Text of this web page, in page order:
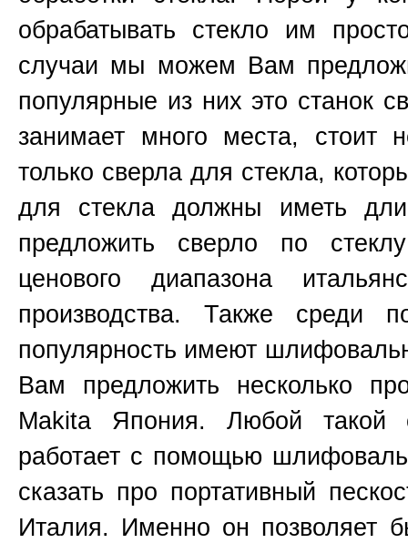
обрабатывать стекло им
случаи мы можем Вам
популярные из них это станок
занимает много места, стоит
только сверла для стекла,
для стекла должны иметь
предложить сверло по
ценового диапазона
производства. Также среди
популярность имеют
Вам предложить несколько
Makita Япония. Любой такой
работает с помощью
сказать про портативный
Италия. Именно он позволяет